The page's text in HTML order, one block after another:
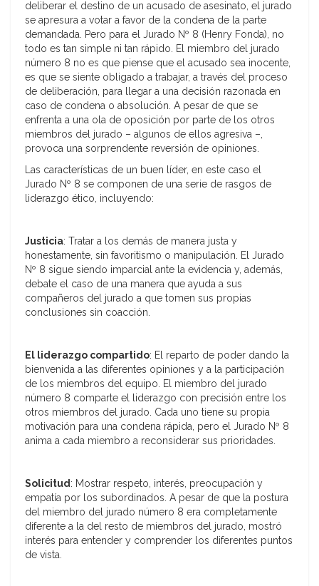
deliberar el destino de un acusado de asesinato, el jurado
se apresura a votar a favor de la condena de la parte
demandada. Pero para el Jurado Nº 8 (Henry Fonda), no
todo es tan simple ni tan rápido. El miembro del jurado
número 8 no es que piense que el acusado sea inocente,
es que se siente obligado a trabajar, a través del proceso
de deliberación, para llegar a una decisión razonada en
caso de condena o absolución. A pesar de que se
enfrenta a una ola de oposición por parte de los otros
miembros del jurado – algunos de ellos agresiva –,
provoca una sorprendente reversión de opiniones.
Las características de un buen líder, en este caso el
Jurado Nº 8 se componen de una serie de rasgos de
liderazgo ético, incluyendo:
Justicia: Tratar a los demás de manera justa y
honestamente, sin favoritismo o manipulación. El Jurado
Nº 8 sigue siendo imparcial ante la evidencia y, además,
debate el caso de una manera que ayuda a sus
compañeros del jurado a que tomen sus propias
conclusiones sin coacción.
El liderazgo compartido: El reparto de poder dando la
bienvenida a las diferentes opiniones y a la participación
de los miembros del equipo. El miembro del jurado
número 8 comparte el liderazgo con precisión entre los
otros miembros del jurado. Cada uno tiene su propia
motivación para una condena rápida, pero el Jurado Nº 8
anima a cada miembro a reconsiderar sus prioridades.
Solicitud : Mostrar respeto, interés, preocupación y
empatía por los subordinados. A pesar de que la postura
del miembro del jurado número 8 era completamente
diferente a la del resto de miembros del jurado, mostró
interés para entender y comprender los diferentes puntos
de vista.